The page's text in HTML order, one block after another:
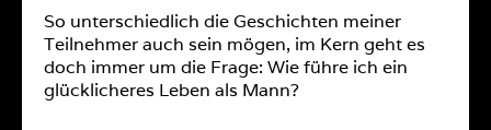
So unterschiedlich die Geschichten meiner
Teilnehmer auch sein mögen, im Kern geht es
doch immer um die Frage: Wie führe ich ein
glücklicheres Leben als Mann?